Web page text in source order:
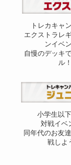
トレカキャ
エクストラレ
ンイベ
自慢のデッキ
ル！
小学生以
対戦イベ
同年代のお友
戦しよ